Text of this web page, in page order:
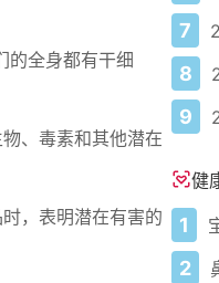
的全身都有干细
、毒素和其他潜在
，表明潜在有害的
7
8
9
健
1
2